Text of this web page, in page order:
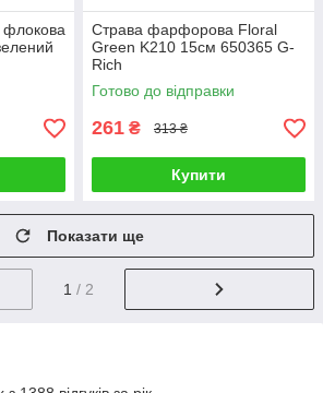
флокова
Страва фарфорова Floral
Green K210 15см 650365 G-
Rich
Готово до відправки
261 ₴ 313 ₴
Купити
Показати ще
1 / 2